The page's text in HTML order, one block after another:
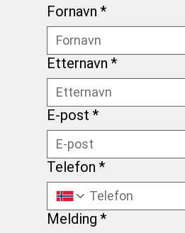
Fornavn *
Etternavn *
E-post *
Telefon *
Melding *